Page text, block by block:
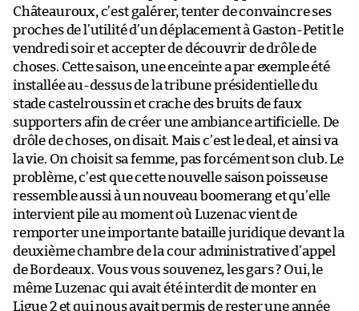
Châteauroux, c’est galérer, tenter de convaincre ses
proches de l’utilité d’un déplacement à Gaston-Petit le
vendredi soir et accepter de découvrir de drôle de
choses. Cette saison, une enceinte a par exemple été
installée au-dessus de la tribune présidentielle du
stade castelroussin et crache des bruits de faux
supporters afin de créer une ambiance artificielle. De
drôle de choses, on disait. Mais c’est le deal, et ainsi va
la vie. On choisit sa femme, pas forcément son club. Le
problème, c’est que cette nouvelle saison poisseuse
ressemble aussi à un nouveau boomerang et qu’elle
intervient pile au moment où Luzenac vient de
remporter une importante bataille juridique devant la
deuxième chambre de la cour administrative d’appel
de Bordeaux. Vous vous souvenez, les gars ? Oui, le
même Luzenac qui avait été interdit de monter en
Ligue 2 et qui nous avait permis de rester une année